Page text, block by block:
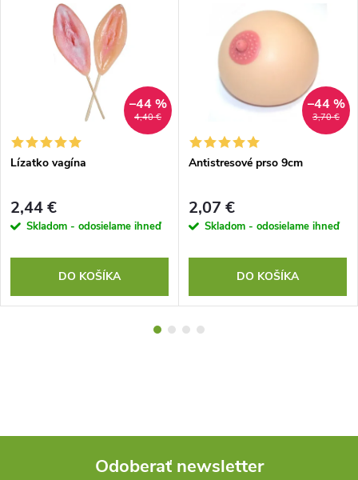
4,40 €
–44 %
Lízatko vagína
2,44 €
Skladom - odosielame ihneď
DO KOŠÍKA
3,70 €
–44 %
Antistresové prso 9cm
2,07 €
Skladom - odosielame ihneď
DO KOŠÍKA
Odoberať newsletter